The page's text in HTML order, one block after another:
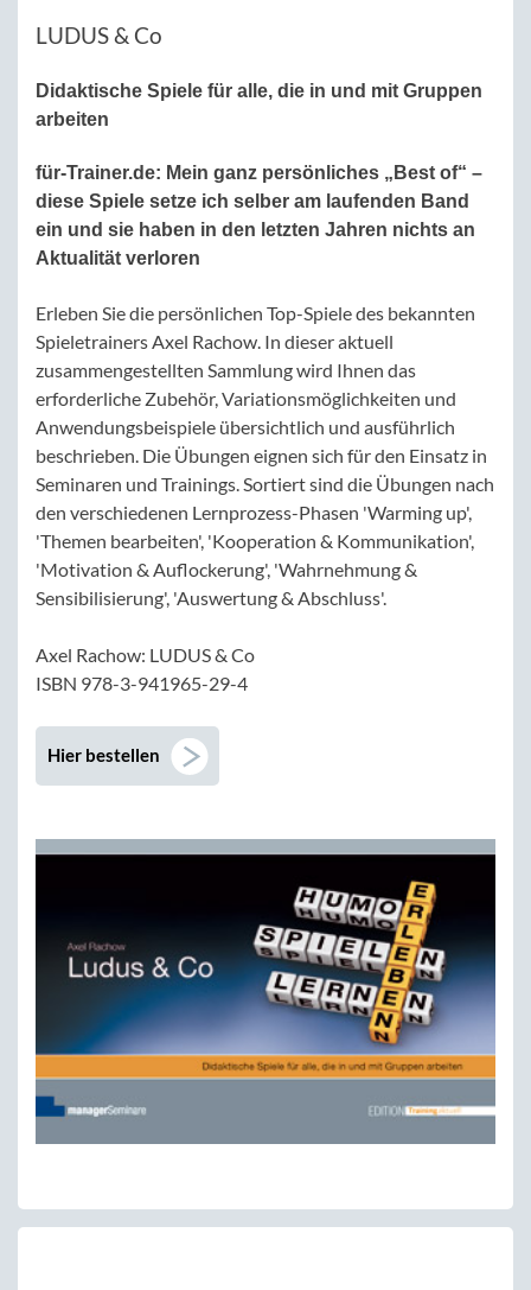
LUDUS & Co
Didaktische Spiele für alle, die in und mit Gruppen
arbeiten
für-Trainer.de: Mein ganz persönliches „Best of“ –
diese Spiele setze ich selber am laufenden Band
ein und sie haben in den letzten Jahren nichts an
Aktualität verloren
Erleben Sie die persönlichen Top-Spiele des bekannten
Spieletrainers Axel Rachow. In dieser aktuell
zusammengestellten Sammlung wird Ihnen das
erforderliche Zubehör, Variationsmöglichkeiten und
Anwendungsbeispiele übersichtlich und ausführlich
beschrieben. Die Übungen eignen sich für den Einsatz in
Seminaren und Trainings. Sortiert sind die Übungen nach
den verschiedenen Lernprozess-Phasen 'Warming up',
'Themen bearbeiten', 'Kooperation & Kommunikation',
'Motivation & Auflockerung', 'Wahrnehmung &
Sensibilisierung', 'Auswertung & Abschluss'.
Axel Rachow: LUDUS & Co
ISBN 978-3-941965-29-4
Hier bestellen